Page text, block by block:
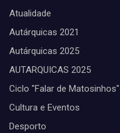
Atualidade
Autárquicas 2021
Autárquicas 2025
AUTARQUICAS 2025
Ciclo "Falar de Matosinhos"
Cultura e Eventos
Desporto